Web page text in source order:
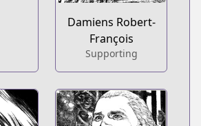
Damiens Robert-
François
Supporting